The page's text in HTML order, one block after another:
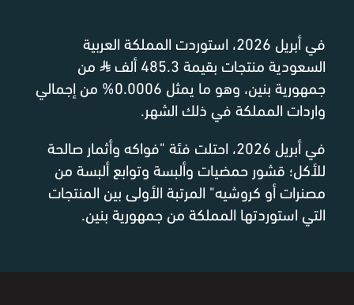
في أبريل 2026، استوردت المملكة العربية
السعودية منتجات بقيمة 485.3 ألف
⃁ من
جمهورية بنين، وهو ما يمثل 0.0006% من إجمالي
واردات المملكة في ذلك الشهر.
في أبريل 2026، احتلت فئة "فواكه وأثمار صالحة
للأكل؛ قشور حمضيات وألبسة وتوابع ألبسة من
مصنرات أو كروشيه" المرتبة الأولى بين المنتجات
التي استوردتها المملكة من جمهورية بنين.